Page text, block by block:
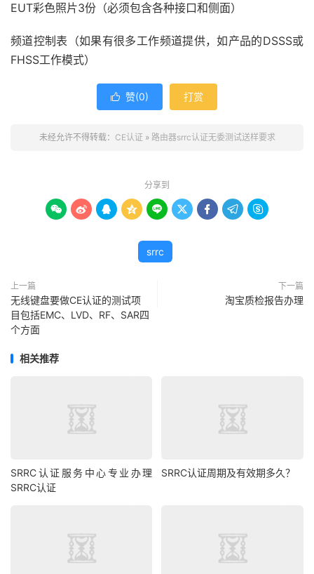
EUT彩色照片3份（必须包含各种接口和侧面）
频道控制表（如果有很多工作频道提供，如产品的DSSS或
FHSS工作模式）
 赞(0) 打赏
未经允许不得转载： CE认证 » 路由器srrc认证无委测试送样要求
分享到
        
srrc
上一篇
无线键盘要做CE认证的测试项
目包括EMC、LVD、RF、SAR四
个方面
下一篇
淘宝质检报告办理
相关推荐
SRRC认证服务中心专业办理
SRRC认证
SRRC认证周期及有效期多久？